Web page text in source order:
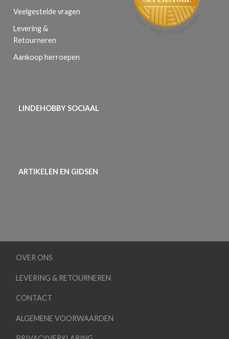
Veelgestelde vragen
Levering &
Retourneren
Aankoop herroepen
LINDEHOBBY SOCIAAL
ARTIKELEN EN GIDSEN
OVER ONS
LEVERING & RETOURNEREN
CONTACT
ALGEMENE VOORWAARDEN